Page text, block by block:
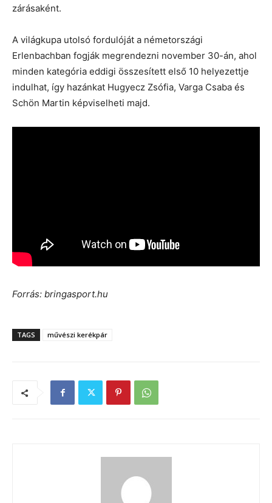
zárásaként.
A világkupa utolsó fordulóját a németországi
Erlenbachban fogják megrendezni november 30-án, ahol
minden kategória eddigi összesített első 10 helyezettje
indulhat, így hazánkat Hugyecz Zsófia, Varga Csaba és
Schön Martin képviselheti majd.
Forrás: bringasport.hu
TAGS művészi kerékpár